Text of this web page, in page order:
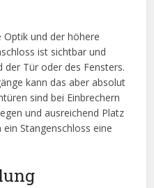
und der höhere
ist sichtbar und
der Tür oder des Fensters.
kann das aber absolut
sind bei Einbrechern
und ausreichend Platz
Stangenschloss eine